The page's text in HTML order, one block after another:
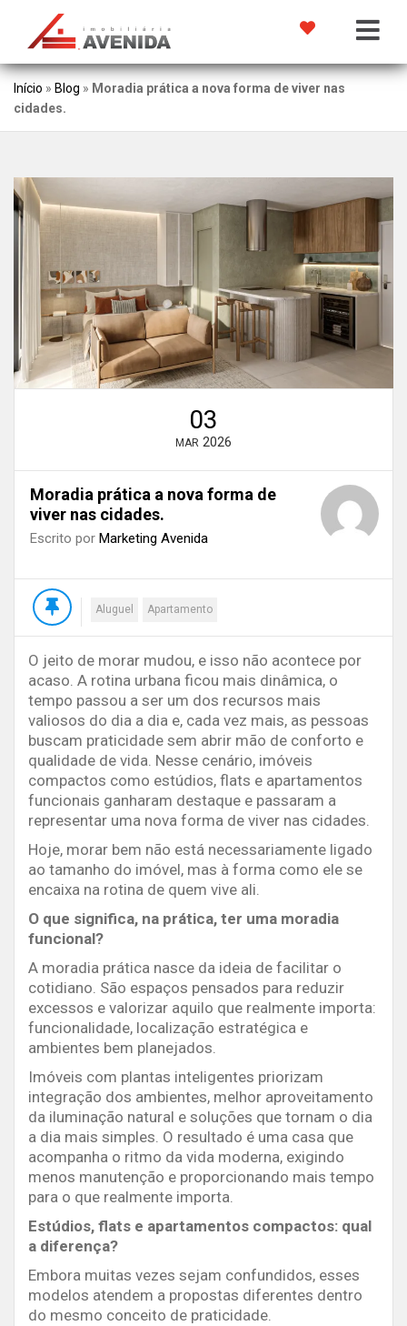
Início » Blog » Moradia prática a nova forma de viver nas
cidades.
03
MAR 2026
Moradia prática a nova forma de
viver nas cidades.
Escrito por Marketing Avenida
Aluguel Apartamento
O jeito de morar mudou, e isso não acontece por
acaso. A rotina urbana ficou mais dinâmica, o
tempo passou a ser um dos recursos mais
valiosos do dia a dia e, cada vez mais, as pessoas
buscam praticidade sem abrir mão de conforto e
qualidade de vida. Nesse cenário, imóveis
compactos como estúdios, flats e apartamentos
funcionais ganharam destaque e passaram a
representar uma nova forma de viver nas cidades.
Hoje, morar bem não está necessariamente ligado
ao tamanho do imóvel, mas à forma como ele se
encaixa na rotina de quem vive ali.
O que significa, na prática, ter uma moradia
funcional?
A moradia prática nasce da ideia de facilitar o
cotidiano. São espaços pensados para reduzir
excessos e valorizar aquilo que realmente importa:
funcionalidade, localização estratégica e
ambientes bem planejados.
Imóveis com plantas inteligentes priorizam
integração dos ambientes, melhor aproveitamento
da iluminação natural e soluções que tornam o dia
a dia mais simples. O resultado é uma casa que
acompanha o ritmo da vida moderna, exigindo
menos manutenção e proporcionando mais tempo
para o que realmente importa.
Estúdios, flats e apartamentos compactos: qual
a diferença?
Embora muitas vezes sejam confundidos, esses
modelos atendem a propostas diferentes dentro
do mesmo conceito de praticidade.